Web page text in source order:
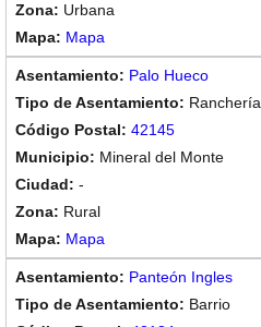
Urbana
Mapa
Palo Hueco
Ranchería
42145
Mineral del Monte
-
Rural
Mapa
Panteón Ingles
Barrio